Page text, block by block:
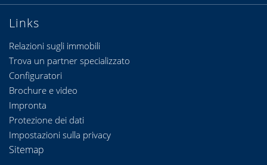
Links
Relazioni sugli immobili
Trova un partner specializzato
Configuratori
Brochure e video
Impronta
Protezione dei dati
Impostazioni sulla privacy
Sitemap